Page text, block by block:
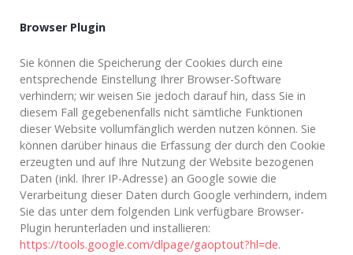
Browser Plugin
Sie können die Speicherung der Cookies durch eine
entsprechende Einstellung Ihrer Browser-Software
verhindern; wir weisen Sie jedoch darauf hin, dass Sie in
diesem Fall gegebenenfalls nicht sämtliche Funktionen
dieser Website vollumfänglich werden nutzen können. Sie
können darüber hinaus die Erfassung der durch den Cookie
erzeugten und auf Ihre Nutzung der Website bezogenen
Daten (inkl. Ihrer IP-Adresse) an Google sowie die
Verarbeitung dieser Daten durch Google verhindern, indem
Sie das unter dem folgenden Link verfügbare Browser-
Plugin herunterladen und installieren:
https://tools.google.com/dlpage/gaoptout?hl=de.